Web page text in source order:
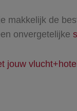
makkelijk de
onvergetelijke
jouw